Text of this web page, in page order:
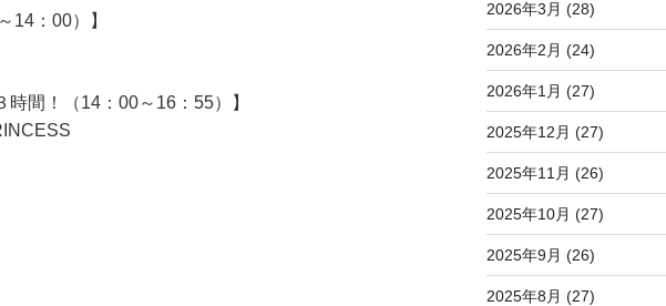
14：00）】
時間！（14：00～16：55）】
2026年3月 (28)
2026年2月 (24)
2026年1月 (27)
2025年12月 (27)
2025年11月 (26)
2025年10月 (27)
2025年9月 (26)
2025年8月 (27)